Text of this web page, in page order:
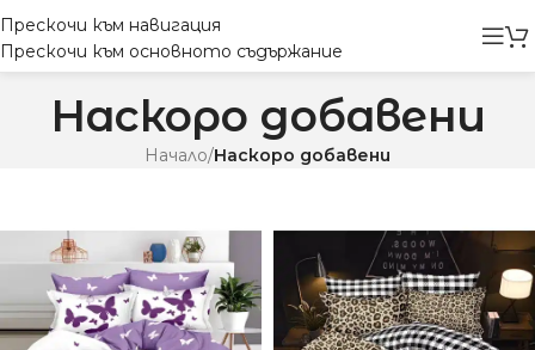
Прескочи към навигация
Прескочи към основното съдържание
Наскоро добавени
Начало/Наскоро добавени